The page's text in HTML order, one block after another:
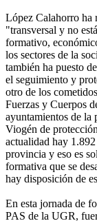
López Calahorro ha
"transversal y no
formativo,
los sectores de la
también ha puesto
el seguimiento y
otro de los
Fuerzas y Cuerpos
ayuntamientos de la
Viogén de
actualidad hay
provincia y eso es
formativa que se
hay disposición de
En esta jornada de
PAS de la UGR,